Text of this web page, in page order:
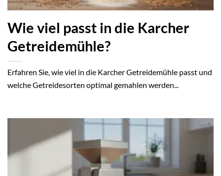
Wie viel passt in die Karcher
Getreidemühle?
Erfahren Sie, wie viel in die Karcher Getreidemühle passt und
welche Getreidesorten optimal gemahlen werden...